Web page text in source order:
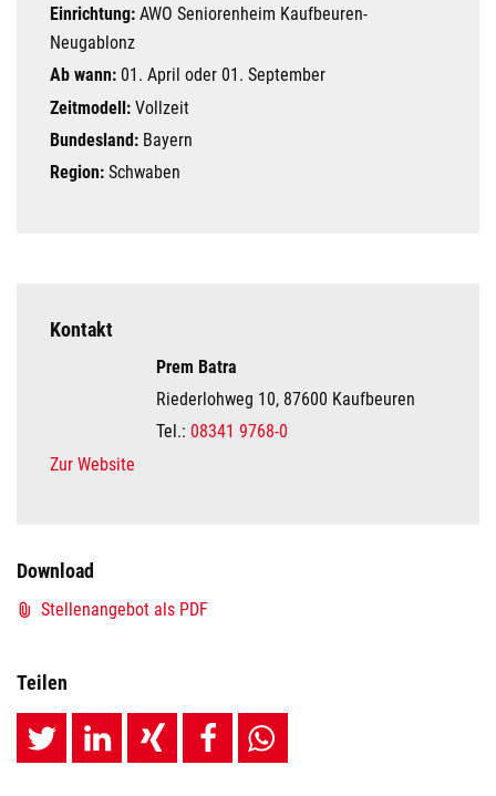
Einrichtung: AWO Seniorenheim Kaufbeuren-
Neugablonz
Ab wann: 01. April oder 01. September
Zeitmodell: Vollzeit
Bundesland: Bayern
Region: Schwaben
Kontakt
Prem Batra
Riederlohweg 10, 87600 Kaufbeuren
Tel.: 08341 9768-0
Zur Website
Download
Stellenangebot als PDF
Teilen